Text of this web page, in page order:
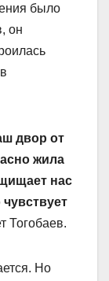
было
он
двор от
жила
нас
Тогобаев.
Но